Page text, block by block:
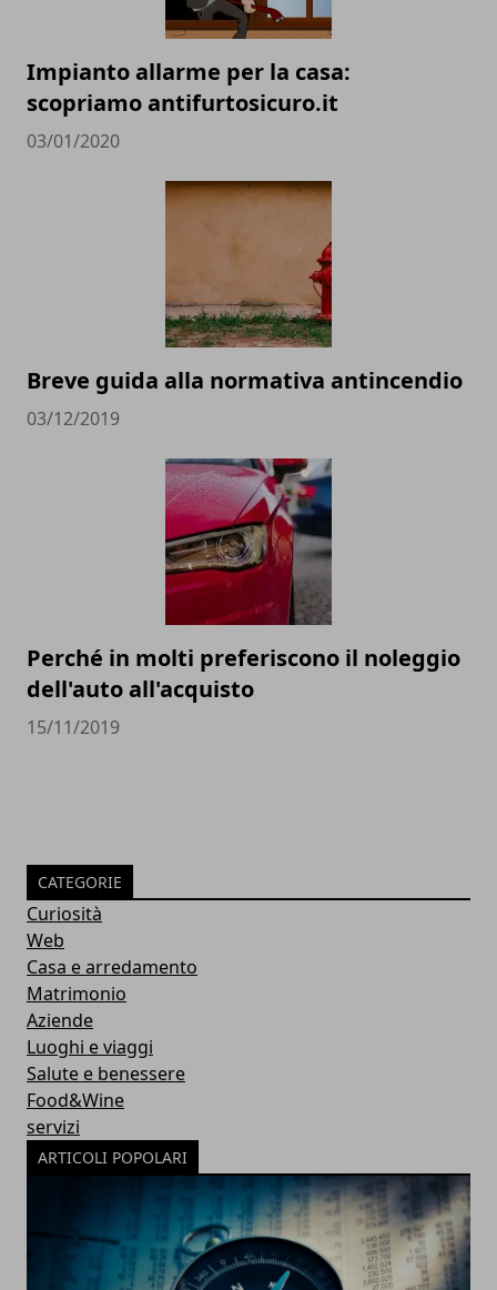
Impianto allarme per la casa:
scopriamo antifurtosicuro.it
03/01/2020
Breve guida alla normativa antincendio
03/12/2019
Perché in molti preferiscono il noleggio
dell'auto all'acquisto
15/11/2019
CATEGORIE
Curiosità
Web
Casa e arredamento
Matrimonio
Aziende
Luoghi e viaggi
Salute e benessere
Food&Wine
servizi
ARTICOLI POPOLARI